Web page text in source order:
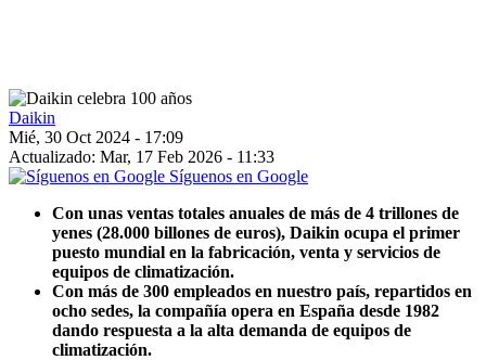
Daikin
Mié, 30 Oct 2024 - 17:09
Actualizado: Mar, 17 Feb 2026 - 11:33
Síguenos en Google
Con unas ventas totales anuales de más de 4 trillones de
yenes (28.000 billones de euros), Daikin ocupa el primer
puesto mundial en la fabricación, venta y servicios de
equipos de climatización.
Con más de 300 empleados en nuestro país, repartidos en
ocho sedes, la compañía opera en España desde 1982
dando respuesta a la alta demanda de equipos de
climatización.